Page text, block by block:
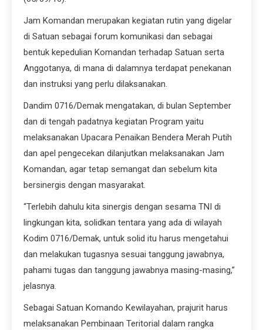
Jam Komandan merupakan kegiatan rutin yang digelar
di Satuan sebagai forum komunikasi dan sebagai
bentuk kepedulian Komandan terhadap Satuan serta
Anggotanya, di mana di dalamnya terdapat penekanan
dan instruksi yang perlu dilaksanakan.
Dandim 0716/Demak mengatakan, di bulan September
dan di tengah padatnya kegiatan Program yaitu
melaksanakan Upacara Penaikan Bendera Merah Putih
dan apel pengecekan dilanjutkan melaksanakan Jam
Komandan, agar tetap semangat dan sebelum kita
bersinergis dengan masyarakat.
“Terlebih dahulu kita sinergis dengan sesama TNI di
lingkungan kita, solidkan tentara yang ada di wilayah
Kodim 0716/Demak, untuk solid itu harus mengetahui
dan melakukan tugasnya sesuai tanggung jawabnya,
pahami tugas dan tanggung jawabnya masing-masing,”
jelasnya.
Sebagai Satuan Komando Kewilayahan, prajurit harus
melaksanakan Pembinaan Teritorial dalam rangka